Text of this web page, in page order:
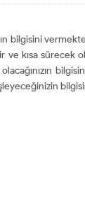
bilgisini
kısa sürecek